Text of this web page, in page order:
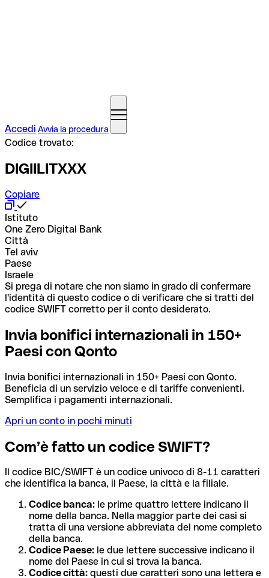
Accedi Avvia la procedura
Codice trovato:
DIGIILITXXX
Copiare
Istituto
One Zero Digital Bank
Città
Tel aviv
Paese
Israele
Si prega di notare che non siamo in grado di confermare
l'identità di questo codice o di verificare che si tratti del
codice SWIFT corretto per il conto desiderato.
Invia bonifici internazionali in 150+
Paesi con Qonto
Invia bonifici internazionali in 150+ Paesi con Qonto.
Beneficia di un servizio veloce e di tariffe convenienti.
Semplifica i pagamenti internazionali.
Apri un conto in pochi minuti
Com’è fatto un codice SWIFT?
Il codice BIC/SWIFT è un codice univoco di 8-11 caratteri
che identifica la banca, il Paese, la città e la filiale.
Codice banca: le prime quattro lettere indicano il
nome della banca. Nella maggior parte dei casi si
tratta di una versione abbreviata del nome completo
della banca.
Codice Paese: le due lettere successive indicano il
nome del Paese in cui si trova la banca.
Codice città: questi due caratteri sono una lettera e